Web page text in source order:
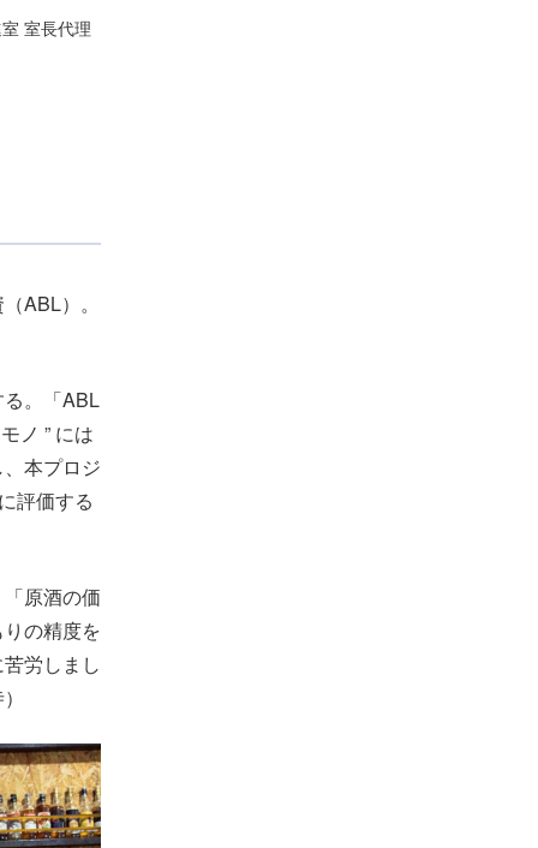
室長代理
ABL）。
。「ABL
ノ ” には
本プロジ
評価する
原酒の価
の精度を
労しまし